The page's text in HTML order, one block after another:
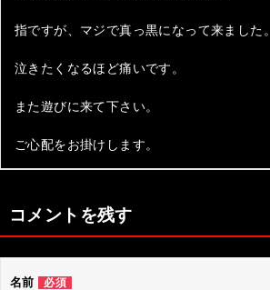
指ですが、マジで真っ黒になって来ました。
泣きたくなるほど痛いです。
また遊びに来て下さい。
ご心配をお掛けします。
コメントを残す
名前 必須